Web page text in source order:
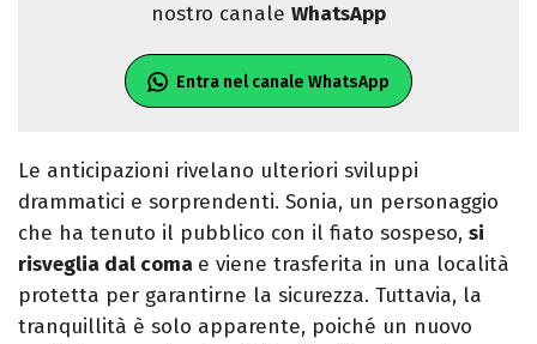
nostro canale WhatsApp
Entra nel canale WhatsApp
Le anticipazioni rivelano ulteriori sviluppi
drammatici e sorprendenti. Sonia, un personaggio
che ha tenuto il pubblico con il fiato sospeso, si
risveglia dal coma e viene trasferita in una località
protetta per garantirne la sicurezza. Tuttavia, la
tranquillità è solo apparente, poiché un nuovo